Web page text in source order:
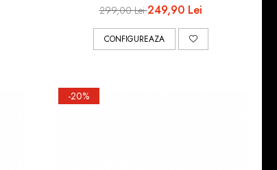
299,00 Lei249,90 Lei
CONFIGUREAZA
-20%